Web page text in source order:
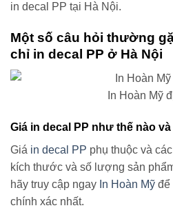
in decal PP tại Hà Nội.
Một số câu hỏi thường
chỉ in decal PP ở Hà Nội
In Hoàn Mỹ
Giá in decal PP như thế nào
Giá in decal PP phụ thuộc và
kích thước và số lượng sản
hãy truy cập ngay In Hoàn Mỹ để
chính xác nhất.